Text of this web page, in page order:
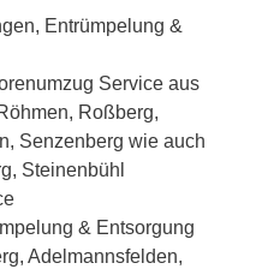
Entrümpelung &
Service aus
Roßberg,
Senzenberg wie auch
Steinenbühl
& Entsorgung
Adelmannsfelden,